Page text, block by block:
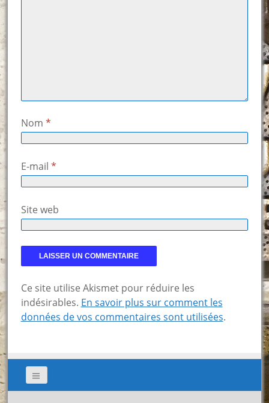
Nom *
E-mail *
Site web
Ce site utilise Akismet pour réduire les
indésirables. En savoir plus sur comment les
données de vos commentaires sont utilisées.